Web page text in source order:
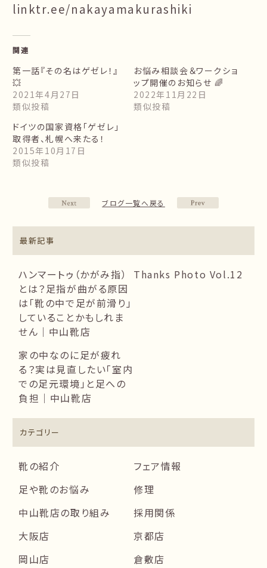
linktr.ee/nakayamakurashiki
関連
第一話『その名はゲゼレ！』
💥
2021年4月27日
類似投稿
お悩み相談会＆ワークショ
ップ開催のお知らせ 🌈
2022年11月22日
類似投稿
ドイツの国家資格「ゲゼレ」
取得者、札幌へ来たる！
2015年10月17日
類似投稿
ブログ一覧へ戻る
最新記事
ハンマートゥ（かがみ指）
とは？足指が曲がる原因
は「靴の中で足が前滑り」
していることかもしれま
せん｜中山靴店
Thanks Photo Vol.12
家の中なのに足が疲れ
る？実は見直したい「室内
での足元環境」と足への
負担｜中山靴店
カテゴリー
靴の紹介
フェア情報
足や靴のお悩み
修理
中山靴店の取り組み
採用関係
大阪店
京都店
岡山店
倉敷店